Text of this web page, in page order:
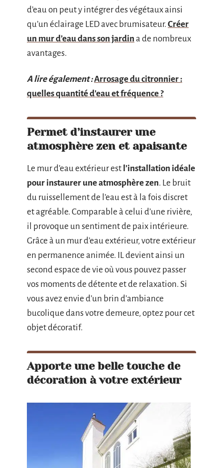
d’eau on peut y intégrer des végétaux ainsi
qu’un éclairage LED avec brumisateur. Créer
un mur d’eau dans son jardin a de nombreux
avantages.
A lire également :Arrosage du citronnier :
quelles quantité d'eau et fréquence ?
Permet d’instaurer une
atmosphère zen et apaisante
Le mur d’eau extérieur est l’installation idéale
pour instaurer une atmosphère zen. Le bruit
du ruissellement de l’eau est à la fois discret
et agréable. Comparable à celui d’une rivière,
il provoque un sentiment de paix intérieure.
Grâce à un mur d’eau extérieur, votre extérieur
en permanence animée. IL devient ainsi un
second espace de vie où vous pouvez passer
vos moments de détente et de relaxation. Si
vous avez envie d’un brin d’ambiance
bucolique dans votre demeure, optez pour cet
objet décoratif.
Apporte une belle touche de
décoration à votre extérieur